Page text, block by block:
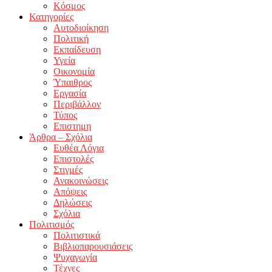
Κόσμος
Κατηγορίες
Αυτοδιοίκηση
Πολιτική
Εκπαίδευση
Υγεία
Οικονομία
Ύπαιθρος
Εργασία
Περιβάλλον
Τύπος
Επιστημη
Άρθρα – Σχόλια
Ευθέα Λόγια
Επιστολές
Στιγμές
Ανακοινώσεις
Απόψεις
Δηλώσεις
Σχόλια
Πολιτισμός
Πολιτιστικά
Βιβλιοπαρουσιάσεις
Ψυχαγωγία
Τέχνες